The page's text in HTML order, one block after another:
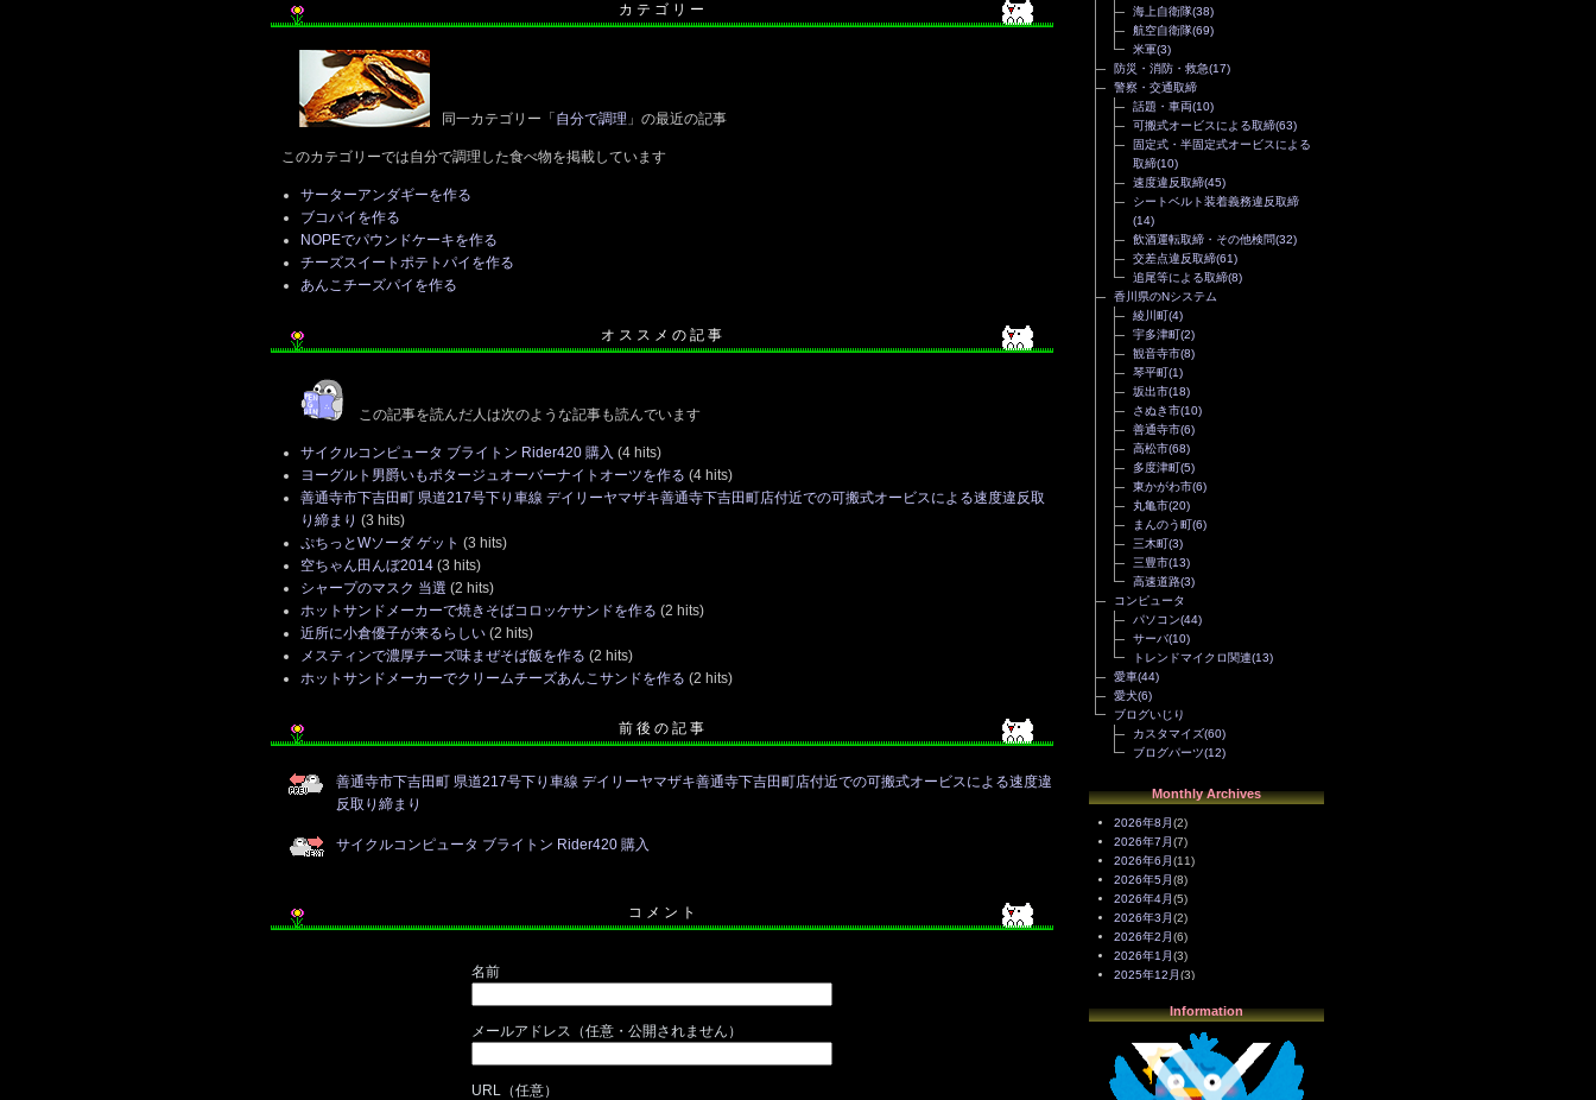
カ テ ゴ リ ー
同一カテゴリー「 自分で調理 」の最近の記事
このカテゴリーでは自分で調理した食べ物を掲載しています
サーターアンダギーを作る
ブコパイを作る
NOPEでパウンドケーキを作る
チーズスイートポテトパイを作る
あんこチーズパイを作る
オ ス ス メ の 記 事
この記事を読んだ人は次のような記事も読んでいます
サイクルコンピュータ ブライトン Rider420 購入 (4 hits)
ヨーグルト男爵いもポタージュオーバーナイトオーツを作る (4 hits)
善通寺市下吉田町 県道217号下り車線 デイリーヤマザキ善通寺下吉田町店付近での可搬式オービスによる速度違反取
り締まり (3 hits)
ぷちっとWソーダ ゲット (3 hits)
空ちゃん田んぼ2014 (3 hits)
シャープのマスク 当選 (2 hits)
ホットサンドメーカーで焼きそばコロッケサンドを作る (2 hits)
近所に小倉優子が来るらしい (2 hits)
メスティンで濃厚チーズ味まぜそば飯を作る (2 hits)
ホットサンドメーカーでクリームチーズあんこサンドを作る (2 hits)
前 後 の 記 事
善通寺市下吉田町 県道217号下り車線 デイリーヤマザキ善通寺下吉田町店付近での可搬式オービスによる速度違
反取り締まり
サイクルコンピュータ ブライトン Rider420 購入
コ メ ン ト
名前
メールアドレス（任意・公開されません）
URL（任意）
海上自衛隊(38)
航空自衛隊(69)
米軍(3)
防災・消防・救急(17)
警察・交通取締
話題・車両(10)
可搬式オービスによる取締(63)
固定式・半固定式オービスによる
取締(10)
速度違反取締(45)
シートベルト装着義務違反取締
(14)
飲酒運転取締・その他検問(32)
交差点違反取締(61)
追尾等による取締(8)
香川県のNシステム
綾川町(4)
宇多津町(2)
観音寺市(8)
琴平町(1)
坂出市(18)
さぬき市(10)
善通寺市(6)
高松市(68)
多度津町(5)
東かがわ市(6)
丸亀市(20)
まんのう町(6)
三木町(3)
三豊市(13)
高速道路(3)
コンピュータ
パソコン(44)
サーバ(10)
トレンドマイクロ関連(13)
愛車(44)
愛犬(6)
ブログいじり
カスタマイズ(60)
ブログパーツ(12)
Monthly Archives
2026年8月(2)
2026年7月(7)
2026年6月(11)
2026年5月(8)
2026年4月(5)
2026年3月(2)
2026年2月(6)
2026年1月(3)
2025年12月(3)
2025年10月(3)
2025年8月 (3)
2025年7月(2)
2025年6月(1)
Information